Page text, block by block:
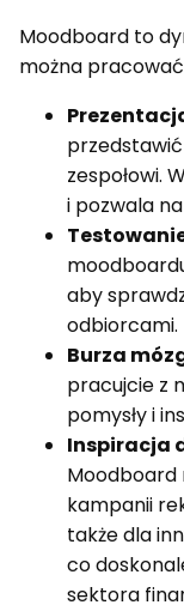
Moodboard to
można
zespołowi.
i pozwala
aby
odbiorcami.
Burza
pracujcie z
pomysły i
Inspiracja
Moodboard
kampanii
także dla
co
sektora